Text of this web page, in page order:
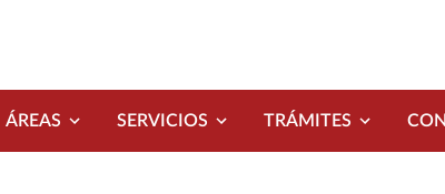
ÁREAS SERVICIOS TRÁMITES